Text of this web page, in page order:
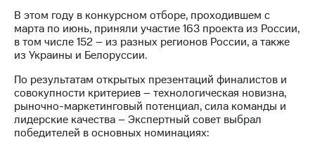
Пригласить
спикера
Корпоративное
управление
Корпоративный
секретарь
В этом году в конкурсном отборе, проходившем с
марта по июнь, приняли участие 163 проекта из России,
в том числе 152 – из разных регионов России, а также
из Украины и Белоруссии.
По результатам открытых презентаций финалистов и
совокупности критериев – технологическая новизна,
рыночно-маркетинговый потенциал, сила команды и
лидерские качества – Экспертный совет выбрал
победителей в основных номинациях: